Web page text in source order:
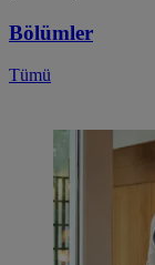
Bölümler
Tümü